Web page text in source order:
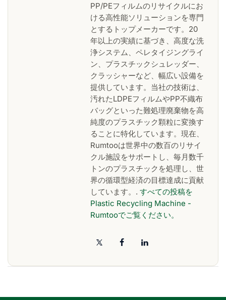
PP/PEフィルムのリサイクルにお
ける高性能ソリューションを専門
とするトップメーカーです。20
年以上の実績に基づき、高度な洗
浄システム、ペレタイジングライ
ン、プラスチックシュレッダー、
クラッシャーなど、幅広い設備を
提供しています。当社の技術は、
汚れたLDPEフィルムやPP不織布
バッグといった難処理廃棄物を高
純度のプラスチック顆粒に変換す
ることに特化しています。現在、
Rumtooは世界中の数百のリサイ
クル施設をサポートし、毎月数千
トンのプラスチックを処理し、世
界の循環型経済の目標達成に貢献
しています。. すべての投稿を
Plastic Recycling Machine -
Rumtooでご覧ください。